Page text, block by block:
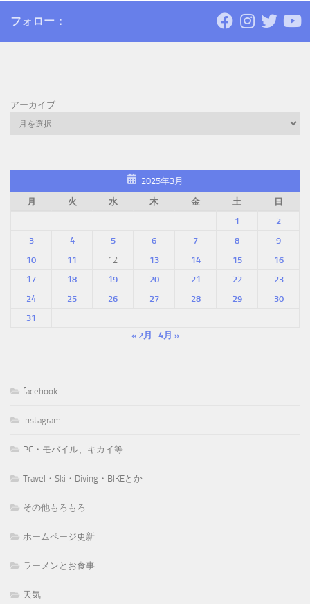
フォロー：
アーカイブ
2025年3月
月
火 水 木 金 土
日
1
2
3
4 5 6 7 8
9
10
11 12 13 14 15
16
17
18 19 20 21 22
23
24
25 26 27 28 29
30
31
« 2月
4月 »
facebook
Instagram
PC・モバイル、キカイ等
Travel・Ski・Diving・BIKEとか
その他もろもろ
ホームページ更新
ラーメンとお食事
天気